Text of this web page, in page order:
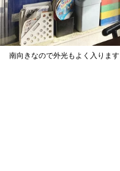
南向きなので外光もよく入ります